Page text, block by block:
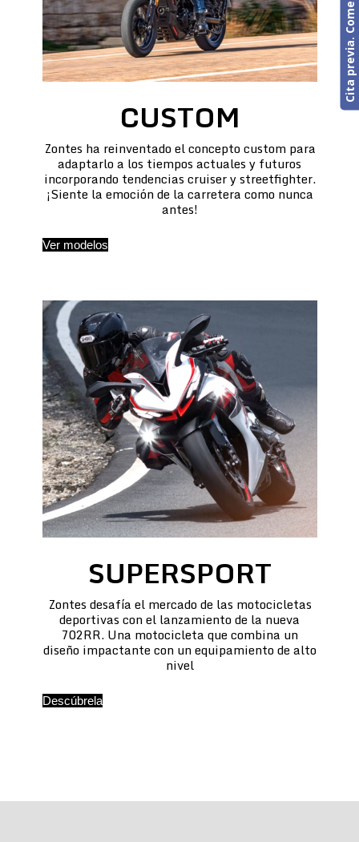
CUSTOM
Zontes ha reinventado el concepto custom para
adaptarlo a los tiempos actuales y futuros
incorporando tendencias cruiser y streetfighter.
¡Siente la emoción de la carretera como nunca
antes!
Ver modelos
SUPERSPORT
Zontes desafía el mercado de las motocicletas
deportivas con el lanzamiento de la nueva
702RR. Una motocicleta que combina un
diseño impactante con un equipamiento de alto
nivel
Descúbrela